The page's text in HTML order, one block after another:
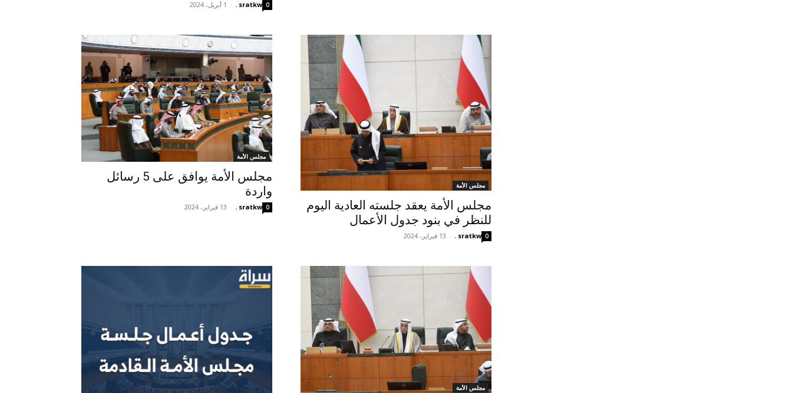
sratkw .
- 1 أبريل، 2024 0
مجلس الأمة
مجلس الأمة يوافق على 5 رسائل
واردة
sratkw .
- 13 فبراير، 2024 0
مجلس الأمة
مجلس الأمة يعقد جلسته العادية اليوم
للنظر في بنود جدول الأعمال
sratkw .
- 13 فبراير، 2024 0
مجلس الأمة